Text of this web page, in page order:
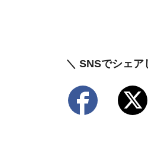
＼ SNSでシェア